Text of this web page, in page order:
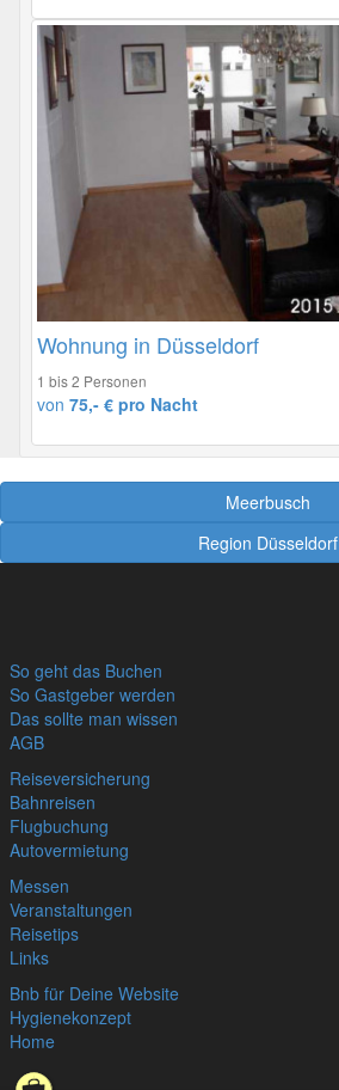
Wohnung in Düsseldorf
1 bis 2 Personen
von 75,- € pro Nacht
Meerbusch
Region Düsseldorf
So geht das Buchen
So Gastgeber werden
Das sollte man wissen
AGB
Reiseversicherung
Bahnreisen
Flugbuchung
Autovermietung
Messen
Veranstaltungen
Reisetips
Links
Bnb für Deine Website
Hygienekonzept
Home